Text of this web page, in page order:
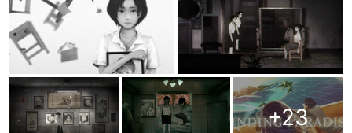
+23